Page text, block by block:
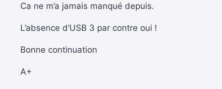
Ca ne m’a jamais manqué depuis.
L’absence d’USB 3 par contre oui !
Bonne continuation
A+